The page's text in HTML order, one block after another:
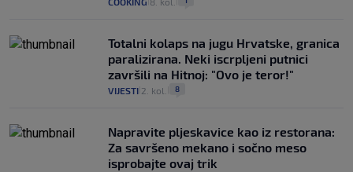
Totalni kolaps na jugu Hrvatske, granica
paralizirana. Neki iscrpljeni putnici
završili na Hitnoj: "Ovo je teror!"
VIJESTI 2. kol. 8
Napravite pljeskavice kao iz restorana:
Za savršeno mekano i sočno meso
isprobajte ovaj trik